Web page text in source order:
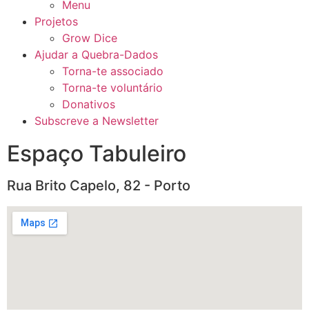
Menu
Projetos
Grow Dice
Ajudar a Quebra-Dados
Torna-te associado
Torna-te voluntário
Donativos
Subscreve a Newsletter
Espaço Tabuleiro
Rua Brito Capelo, 82 - Porto